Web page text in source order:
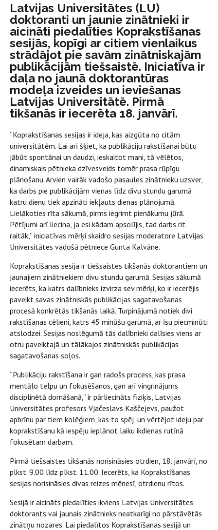
Latvijas Universitātes (LU)
doktoranti un jaunie zinātnieki ir
aicināti piedalīties Koprakstīšanas
sesijās, kopīgi ar citiem vienlaikus
strādājot pie savām zinātniskajām
publikācijām tiešsaistē. Iniciatīva ir
daļa no jaunā doktorantūras
modeļa izveides un ieviešanas
Latvijas Universitātē. Pirmā
tikšanās ir iecerēta 18. janvārī.
“Koprakstīšanas sesijas ir ideja, kas aizgūta no citām
universitātēm. Lai arī šķiet, ka publikāciju rakstīšanai būtu
jābūt spontānai un daudzi, ieskaitot mani, tā vēlētos,
dinamiskais pētnieka dzīvesveids tomēr prasa rūpīgu
plānošanu. Arvien vairāk vadošo pasaules zinātnieku uzsver,
ka darbs pie publikācijām vienas līdz divu stundu garumā
katru dienu tiek apzināti iekļauts dienas plānojumā.
Lielākoties rīta sākumā, pirms iegrimt pienākumu jūrā.
Pētījumi arī liecina, ja esi kādam apsolījis, tad darbs rit
raitāk,” iniciatīvas mērķi skaidro sesijas moderatore Latvijas
Universitātes vadošā pētniece Gunta Kalvāne.
Koprakstīšanas sesija ir tiešsaistes tikšanās doktorantiem un
jaunajiem zinātniekiem divu stundu garumā. Sesijas sākumā
iecerēts, ka katrs dalībnieks izvirza sev mērķi, ko ir iecerējis
paveikt savas zinātniskās publikācijas sagatavošanas
procesā konkrētās tikšanās laikā. Turpinājumā notiek divi
rakstīšanas cēlieni, katrs 45 minūšu garumā, ar īsu piecminūti
atslodzei. Sesijas noslēgumā tās dalībnieki dalīsies viens ar
otru paveiktajā un tālākajos zinātniskās publikācijas
sagatavošanas soļos.
“Publikāciju rakstīšana ir gan radošs process, kas prasa
mentālo telpu un fokusēšanos, gan arī vingrinājums
disciplinētā domāšanā,” ir pārliecināts fiziķis, Latvijas
Universitātes profesors Vjačeslavs Kaščejevs, paužot
apbrīnu par tiem kolēģiem, kas to spēj, un vērtējot ideju par
koprakstīšanu kā iespēju ieplānot laiku ikdienas rutīnā
fokusētam darbam.
Pirmā tiešsaistes tikšanās norisināsies otrdien, 18. janvārī, no
plkst. 9.00 līdz plkst. 11.00. Iecerēts, ka Koprakstīšanas
sesijas norisināsies divas reizes mēnesī, otrdienu rītos.
Sesijā ir aicināts piedalīties ikviens Latvijas Universitātes
doktorants vai jaunais zinātnieks neatkarīgi no pārstāvētās
zinātņu nozares. Lai piedalītos Koprakstīšanas sesijā un